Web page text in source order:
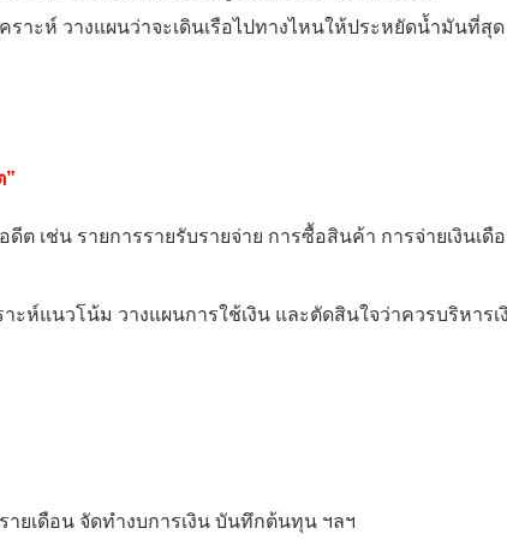
าะห์ วางแผนว่าจะเดินเรือไปทางไหนให้ประหยัดน้ำมันที่สุ
ต เช่น รายการรายรับรายจ่าย การซื้อสินค้า การจ่ายเงินเ
ห์แนวโน้ม วางแผนการใช้เงิน และตัดสินใจว่าควรบริหาร
ยเดือน จัดทำงบการเงิน บันทึกต้นทุน ฯลฯ